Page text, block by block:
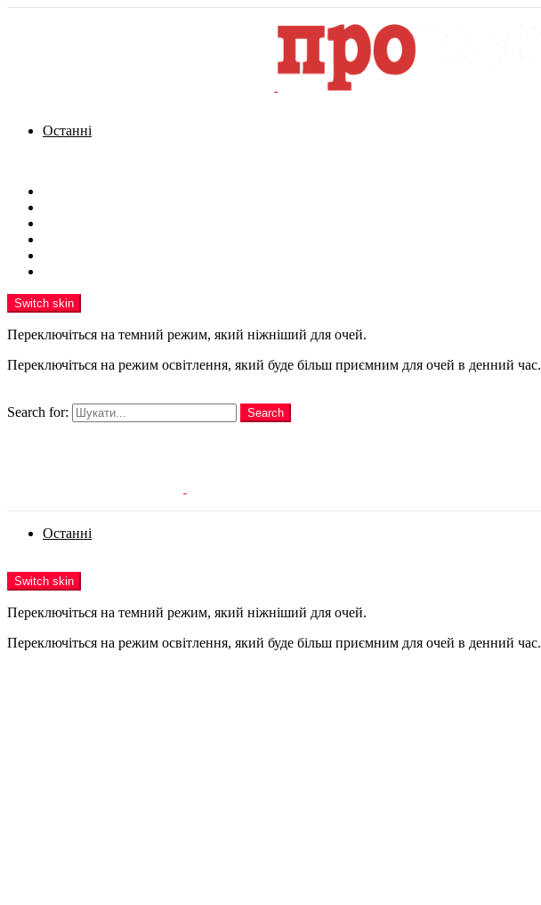
Останні
Switch skin
Переключіться на темний режим, який ніжніший для очей.
Переключіться на режим освітлення, який буде більш приємним для очей в денний час.
Search for:
Search
Останні
Switch skin
Переключіться на темний режим, який ніжніший для очей.
Переключіться на режим освітлення, який буде більш приємним для очей в денний час.